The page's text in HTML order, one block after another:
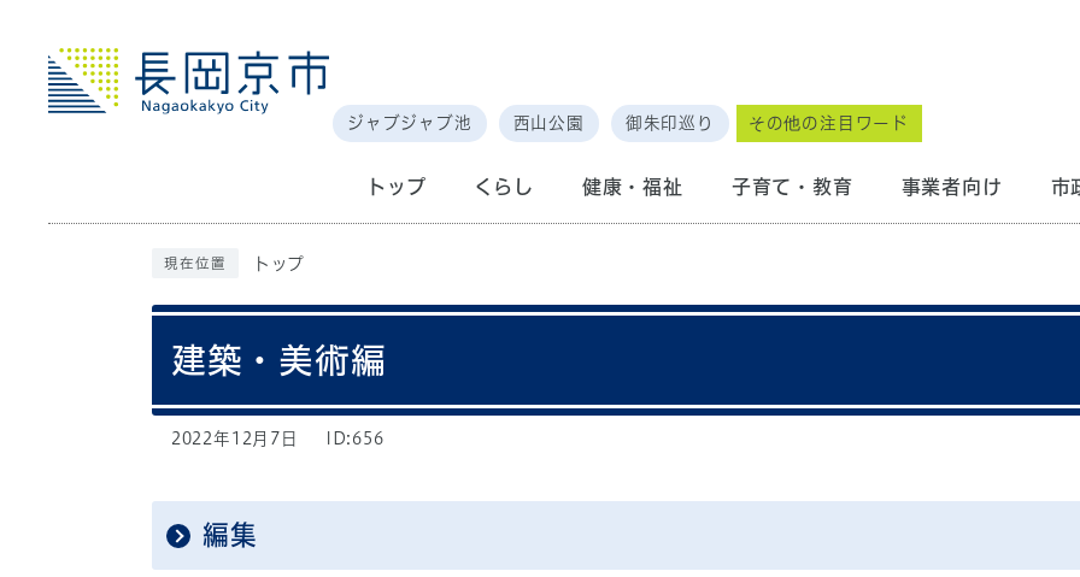
ジャブジャブ池 西山公園 御朱印巡り その他の注目ワード
トップ くらし 健康・福祉 子育て・教育 事業者向け 市
現在位置 トップ
建築・美術編
2022年12月7日 ID:656
編集